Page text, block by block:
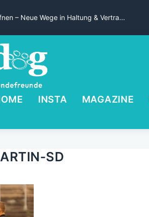
– Neue Wege in Haltung & Vertra...
INSTA MAGAZINE
SD